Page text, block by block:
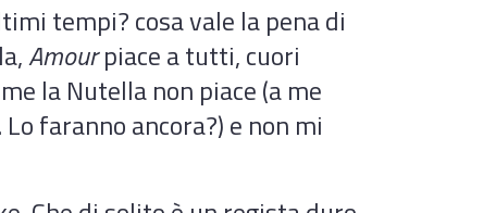
tempi? cosa vale la pena di
Amourpiace a tutti, cuori
la Nutella non piace (a me
faranno ancora?) e non mi